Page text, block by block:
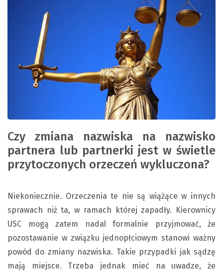
Czy zmiana nazwiska na nazwisko
partnera lub partnerki jest w świetle
przytoczonych orzeczeń wykluczona?
Niekoniecznie. Orzeczenia te nie są wiążące w innych
sprawach niż ta, w ramach której zapadły. Kierownicy
USC mogą zatem nadal formalnie przyjmować, że
pozostawanie w związku jednopłciowym stanowi ważny
powód do zmiany nazwiska. Takie przypadki jak sądzę
mają miejsce. Trzeba jednak mieć na uwadze, że